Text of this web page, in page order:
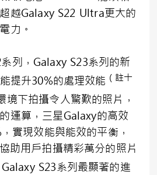
越Galaxy S22 Ultra更大的
力。
列，Galaxy S23系列的新
提升30%的處理效能 （註十
境下拍攝令人驚歎的照片，
運算，三星Galaxy的高效
實現效能與能效的平衡，
助用戶拍攝精彩萬分的照片
Galaxy S23系列最顯著的進